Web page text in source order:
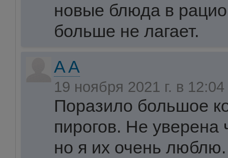
новые блюда в
больше не лагает.
A A
19 ноября 2021 г. в 12:04
Поразило большое
пирогов. Не
но я их очень